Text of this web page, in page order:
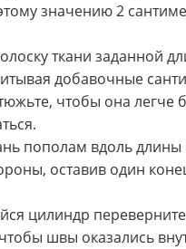
значению 2
ткани заданной
добавочные
чтобы она легче
пополам вдоль
оставив один
цилиндр переверните
швы оказались